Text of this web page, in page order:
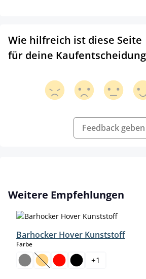
Wie hilfreich ist diese Seite
für deine
Feedback geben
Produktgalerie überspringen
Weitere Empfehlungen
Barhocker Hover Kunststoff
Farbeauswählen
(Diese Option ist zurzeit nicht
+1